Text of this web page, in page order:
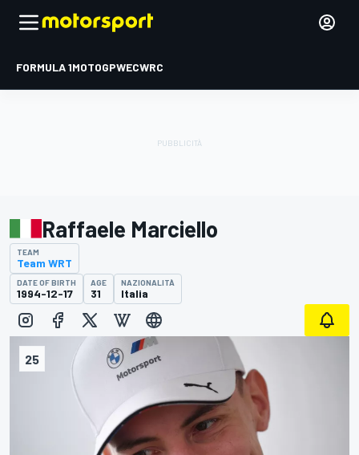
FORMULA 1MOTOGPWECWRC
25
Raffaele Marciello
TEAM
Team WRT
DATE OF BIRTH
1994-12-17
AGE
31
NAZIONALITÀ
Italia